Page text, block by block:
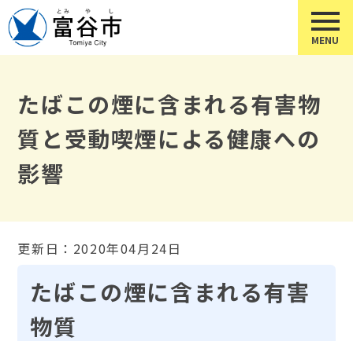
たばこの煙に含まれる有害物
質と受動喫煙による健康への
影響
更新日：2020年04月24日
たばこの煙に含まれる有害
物質